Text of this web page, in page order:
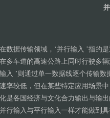
在数据传输领域，‘并行输入 ’指的
在多车道的高速公路上同时行驶多
输入 ’则通过单一数据线逐个传输
速率较低，但在某些特定应用场景
化是各国经济与文化合力输出与输
并行输入与平行输入一样才能做到